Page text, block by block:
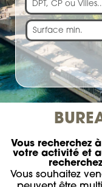
Vous recherchez
votre activité et
Vous souhaitez